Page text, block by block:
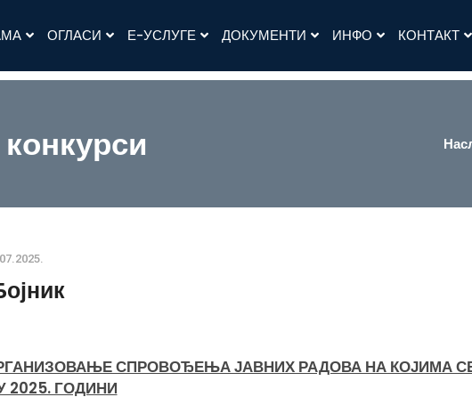
ОГЛАСИ Е-УСЛУГЕ ДОКУМЕНТИ ИНФО КОНТАКТ
СПРОВОЂЕЊА ЈАВНИХ РАДОВА НА КОЈИМА
2025. ГОДИНИ